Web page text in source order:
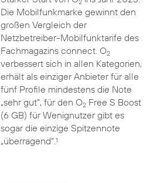
2
Die Mobilfunkmarke gewinnt den
großen Vergleich der
Netzbetreiber-Mobilfunktarife des
Fachmagazins connect. O2
verbessert sich in allen Kategorien,
erhält als einziger Anbieter für alle
fünf Profile mindestens die Note
„sehr gut“, für den O2Free S Boost
(6 GB) für Wenignutzer gibt es
sogar die einzige Spitzennote
„überragend“.1